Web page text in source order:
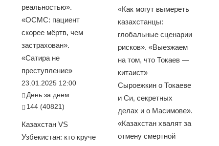
реальностью».
«ОСМС: пациент
скорее мёртв, чем
застрахован».
«Сатира не
преступление»
23.01.2025 12:00
День за днем
144 (40821)
Казахстан VS
Узбекистан: кто круче
«Как могут вымереть
казахстанцы:
глобальные сценарии
рисков». «Выезжаем
на том, что Токаев —
китаист» —
Сыроежкин о Токаеве
и Си, секретных
делах и о Масимове».
«Казахстан хвалят за
отмену смертной